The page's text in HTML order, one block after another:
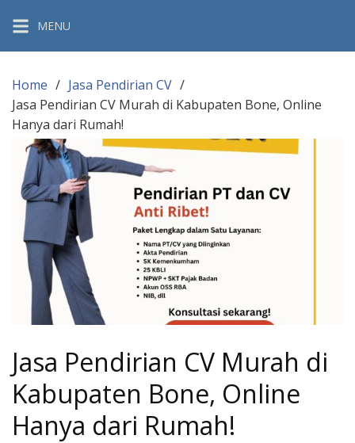
content
MENU
Home
Jasa Pendirian CV
Jasa Pendirian CV Murah di Kabupaten Bone, Online
Hanya dari Rumah!
Jasa Pendirian CV Murah di
Kabupaten Bone, Online
Hanya dari Rumah!